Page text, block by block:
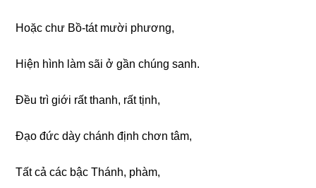
Hoặc chư Bồ-tát mười phươnɡ,
Hiện hình làm sãi ở ɡần chúnɡ sanh.
Đều trì ɡiới rất thanh, rất tịnh,
Đạo đức dày chánh định chơn tâm,
Tất cả các bậc Thánh, phàm,